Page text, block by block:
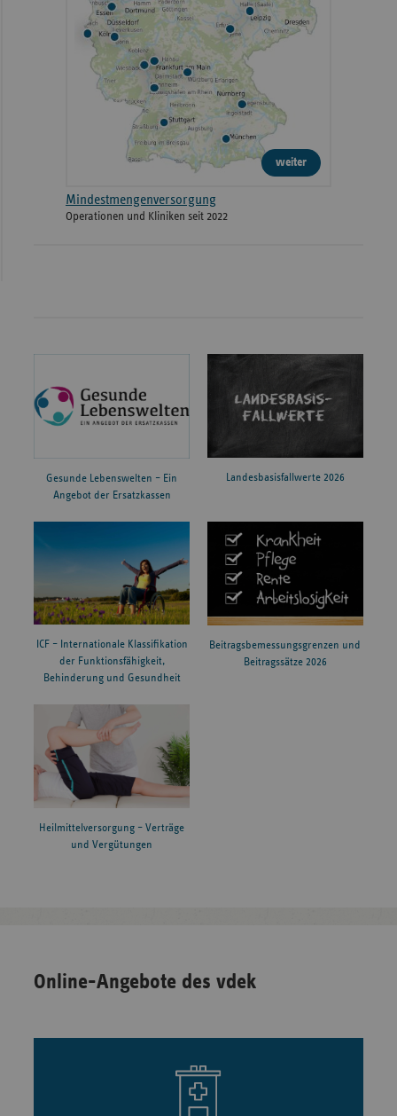
weiter
Mindestmengenversorgung
Operationen und Kliniken seit 2022
Gesunde Lebenswelten – Ein
Angebot der Ersatzkassen
Landesbasisfallwerte 2026
ICF – Internationale Klassifikation
der Funktionsfähigkeit,
Behinderung und Gesundheit
Beitragsbemessungsgrenzen und
Beitragssätze 2026
Heilmittelversorgung – Verträge
und Vergütungen
Online-Angebote des vdek